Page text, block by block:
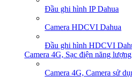
Đầu ghi hình IP Dahua
Camera HDCVI Dahua
Đầu ghi hình HDCVI
Camera 4G, Sạc điện năng lượng
Camera 4G, Camera sử